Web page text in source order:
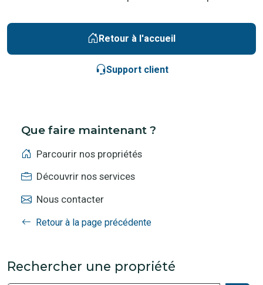
Retour à l'accueil
Support client
Que faire maintenant ?
Parcourir nos propriétés
Découvrir nos services
Nous contacter
Retour à la page précédente
Rechercher une propriété